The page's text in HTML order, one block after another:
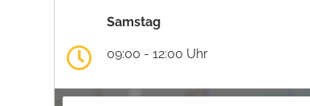
Samstag
09:00 - 12:00 Uhr